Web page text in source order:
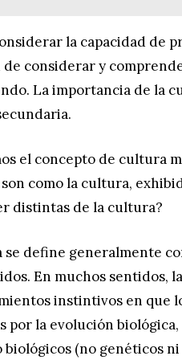
la capacidad de
de considerar y
La importancia de la
el concepto de cultura
son como la cultura,
distintas de la cultura?
se define generalmente
En muchos sentidos,
instintivos en que
por la evolución
biológicos (no genéticos